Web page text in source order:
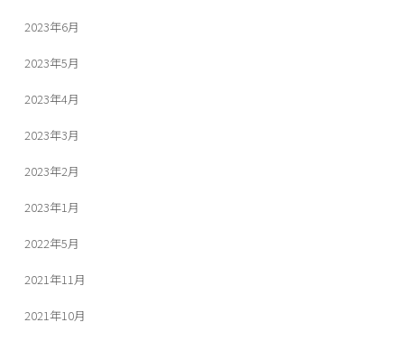
2023年6月
2023年5月
2023年4月
2023年3月
2023年2月
2023年1月
2022年5月
2021年11月
2021年10月